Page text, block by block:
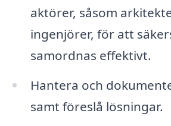
aktörer, såsom
ingenjörer, för att
samordnas effektivt.
Hantera och
samt föreslå lösningar.